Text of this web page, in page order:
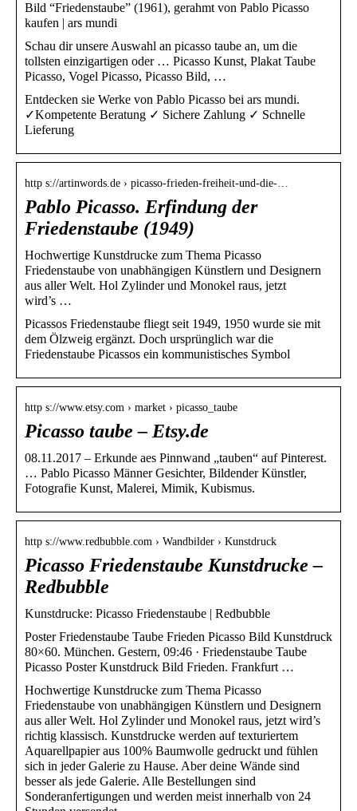
Bild “Friedenstaube” (1961), gerahmt von Pablo Picasso
kaufen | ars mundi
Schau dir unsere Auswahl an picasso taube an, um die
tollsten einzigartigen oder … Picasso Kunst, Plakat Taube
Picasso, Vogel Picasso, Picasso Bild, …
Entdecken sie Werke von Pablo Picasso bei ars mundi.
✓Kompetente Beratung ✓ Sichere Zahlung ✓ Schnelle
Lieferung
http s://artinwords.de › picasso-frieden-freiheit-und-die-…
Pablo Picasso. Erfindung der
Friedenstaube (1949)
Hochwertige Kunstdrucke zum Thema Picasso
Friedenstaube von unabhängigen Künstlern und Designern
aus aller Welt. Hol Zylinder und Monokel raus, jetzt
wird’s …
Picassos Friedenstaube fliegt seit 1949, 1950 wurde sie mit
dem Ölzweig ergänzt. Doch ursprünglich war die
Friedenstaube Picassos ein kommunistisches Symbol
http s://www.etsy.com › market › picasso_taube
Picasso taube – Etsy.de
08.11.2017 – Erkunde aes Pinnwand „tauben“ auf Pinterest.
… Pablo Picasso Männer Gesichter, Bildender Künstler,
Fotografie Kunst, Malerei, Mimik, Kubismus.
http s://www.redbubble.com › Wandbilder › Kunstdruck
Picasso Friedenstaube Kunstdrucke –
Redbubble
Kunstdrucke: Picasso Friedenstaube | Redbubble
Poster Friedenstaube Taube Frieden Picasso Bild Kunstdruck
80×60. München. Gestern, 09:46 · Friedenstaube Taube
Picasso Poster Kunstdruck Bild Frieden. Frankfurt …
Hochwertige Kunstdrucke zum Thema Picasso
Friedenstaube von unabhängigen Künstlern und Designern
aus aller Welt. Hol Zylinder und Monokel raus, jetzt wird’s
richtig klassisch. Kunstdrucke werden auf texturiertem
Aquarellpapier aus 100% Baumwolle gedruckt und fühlen
sich in jeder Galerie zu Hause. Aber deine Wände sind
besser als jede Galerie. Alle Bestellungen sind
Sonderanfertigungen und werden meist innerhalb von 24